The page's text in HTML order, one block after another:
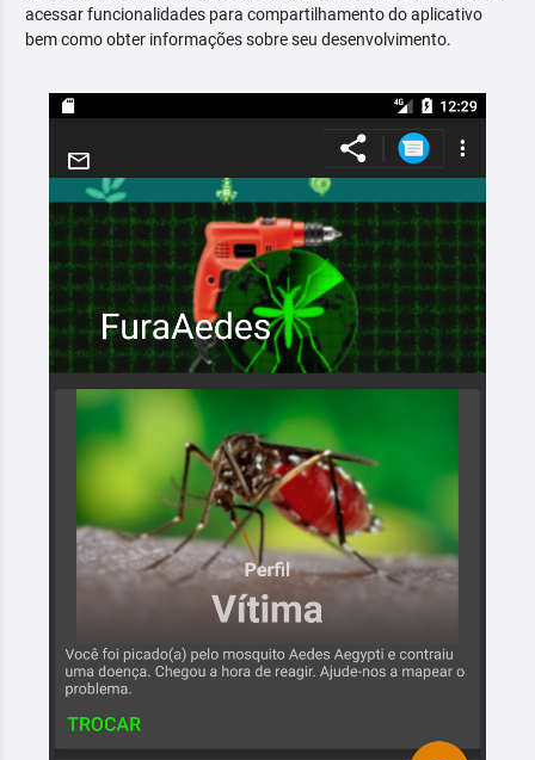
acessar funcionalidades para compartilhamento do aplicativo
bem como obter informações sobre seu desenvolvimento.